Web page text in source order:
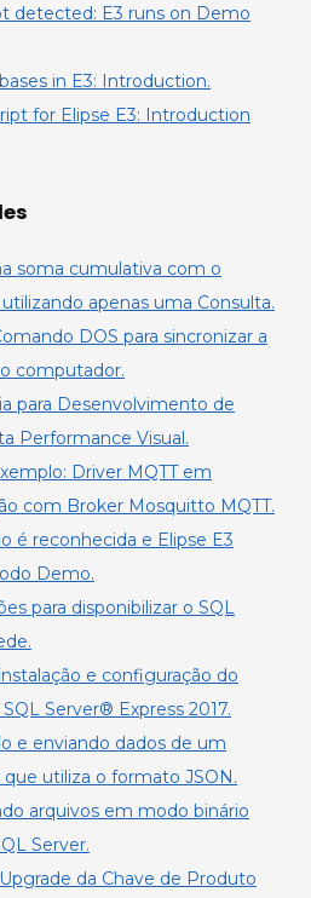
detected: E3 runs on Demo
in E3: Introduction.
for Elipse E3: Introduction
soma cumulativa com o
apenas uma Consulta.
DOS para sincronizar a
computador.
para Desenvolvimento de
Performance Visual.
Driver MQTT em
com Broker Mosquitto MQTT.
é reconhecida e Elipse E3
Demo.
para disponibilizar o SQL
e configuração do
Server® Express 2017.
e enviando dados de um
utiliza o formato JSON.
arquivos em modo binário
Server.
da Chave de Produto